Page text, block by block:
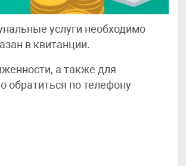
услуги необходимо
в квитанции.
а также для
обратиться по телефону